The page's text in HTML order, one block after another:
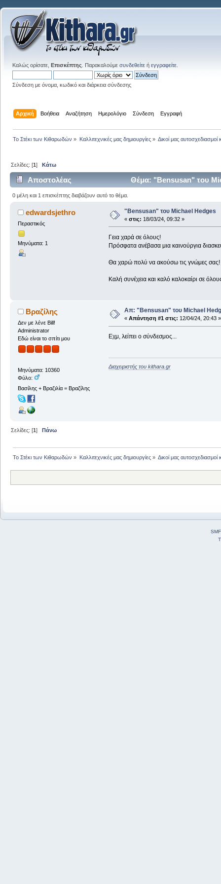
Καλώς ορίσατε, Επισκέπτης . Παρακαλούμε συνδεθείτε ή εγγραφείτε
Σύνδεση με όνομα, κωδικό και διάρκεια σύνδεσης
Αρχική Βοήθεια Αναζήτηση Ημερολόγιο Σύνδεση Εγγραφή
Το Στέκι των Κιθαρωδών » Καλλιτεχνικές μας δημιουργίες» Δικοί μας αυτοσχεδιασμοί
Σελίδες: [1]Κάτω
Αποστολέας Θέμα: "Bensusan" του
0 μέλη και 1 επισκέπτης διαβάζουν αυτό το θέμα.
edwardsjethro
Περαστικός
Μηνύματα: 1
"Bensusan" του Michael Hedges
« στις: 18/03/24, 09:32 »
Γεια χαρά σε όλους!
Πρόσφατα ανέβασα μια καινούργια
Θα χαρώ πολύ να ακούσω τις γνώμες σας!
Καλή συνέχεια και καλό καλοκαίρι σε
Βραζίλης
Δεν με λένε Bill!
Administrator
Εδώ είναι το σπίτι μου
Μηνύματα: 10360
Φύλο:
Βασίλης + Βραζιλία = Βραζίλης
Απ: "Bensusan" του Michael
« Απάντηση #1 στις: 12/04/24, 20:43 »
Εχμ, λείπει ο σύνδεσμος...
Διαχειριστής του kithara.gr
Σελίδες: [1] Πάνω
Το Στέκι των Κιθαρωδών » Καλλιτεχνικές μας δημιουργίες» Δικοί μας αυτοσχεδιασμοί